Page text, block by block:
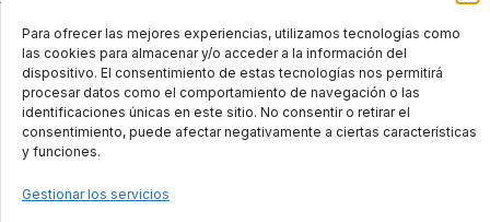
Para ofrecer las mejores experiencias, utilizamos tecnologías como
las cookies para almacenar y/o acceder a la información del
dispositivo. El consentimiento de estas tecnologías nos permitirá
procesar datos como el comportamiento de navegación o las
identificaciones únicas en este sitio. No consentir o retirar el
consentimiento, puede afectar negativamente a ciertas características
y funciones.
Gestionar los servicios